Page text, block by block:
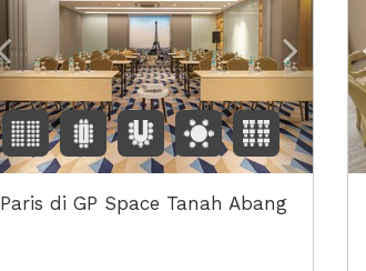
Paris di GP Space Tanah Abang